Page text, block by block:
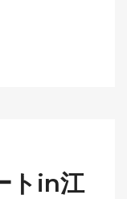
トin江